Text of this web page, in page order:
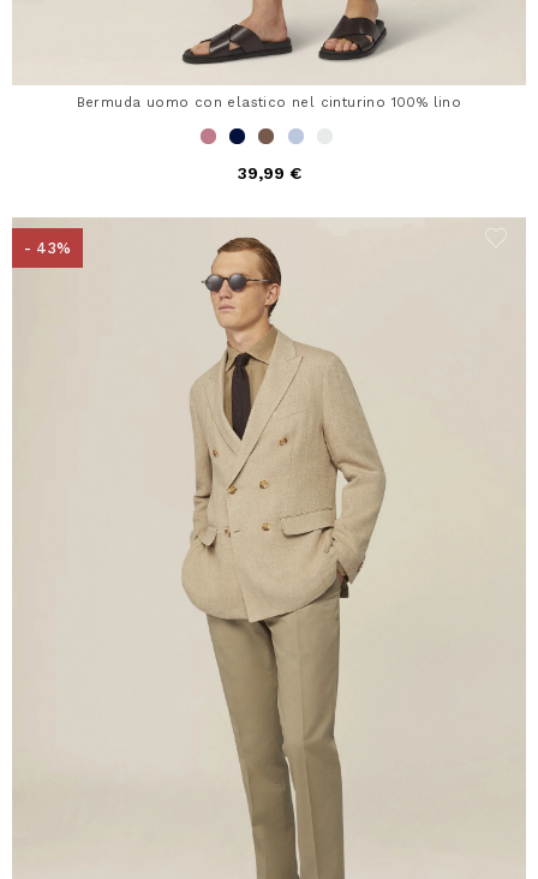
Bermuda uomo con elastico nel cinturino 100% lino
39,99 €
- 43%